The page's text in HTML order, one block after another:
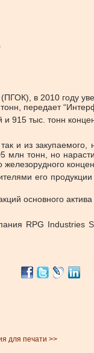
в 2010 году
передает
915 тыс. тонн
и из
млн тонн, но
его
основного
RPG
для печати >>